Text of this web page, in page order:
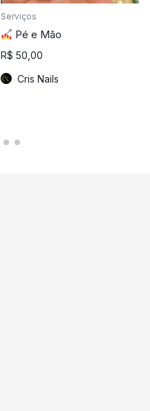
Serviços
Pé e Mão
R$ 50,00
Cris Nails